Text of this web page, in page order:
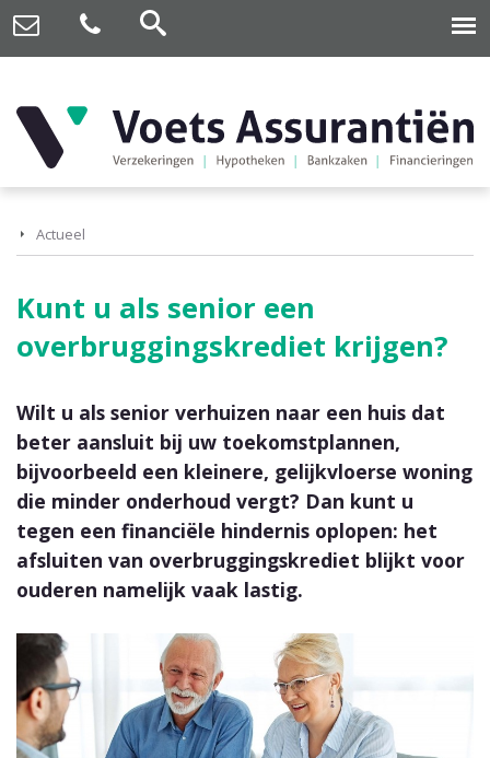
Actueel
Kunt u als senior een
overbruggingskrediet krijgen?
Wilt u als senior verhuizen naar een huis dat
beter aansluit bij uw toekomstplannen,
bijvoorbeeld een kleinere, gelijkvloerse woning
die minder onderhoud vergt? Dan kunt u
tegen een financiële hindernis oplopen: het
afsluiten van overbruggingskrediet blijkt voor
ouderen namelijk vaak lastig.